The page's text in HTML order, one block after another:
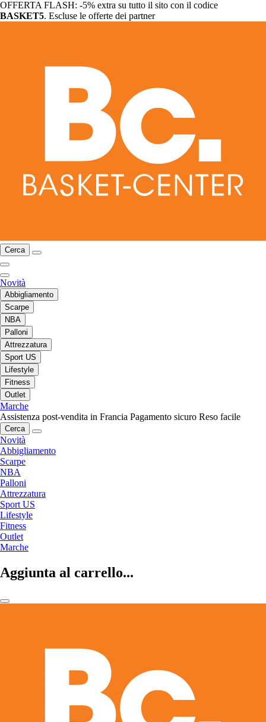
OFFERTA FLASH: -5% extra su tutto il sito con il codice
BASKET5. Escluse le offerte dei partner
Cerca
Novità
Abbigliamento
Scarpe
NBA
Palloni
Attrezzatura
Sport US
Lifestyle
Fitness
Outlet
Marche
Assistenza post-vendita in Francia Pagamento sicuro Reso facile
Cerca
Novità
Abbigliamento
Scarpe
NBA
Palloni
Attrezzatura
Sport US
Lifestyle
Fitness
Outlet
Marche
Aggiunta al carrello...